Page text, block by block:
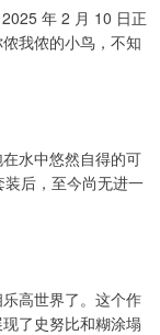
年 2 月 10 日正
我侬的小鸟，不知
水中悠然自得的可
后，至今尚无进一
高世界了。这个作
了史努比和糊涂塌